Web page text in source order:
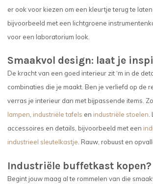
er ook voor kiezen om een kleurtje terug te laten
bijvoorbeeld met een lichtgroene
voor een laboratorium look.
Smaakvol design: laat je
De kracht van een goed interieur zit ‘m in de
combinaties die je maakt. Ben je verliefd op de
verras je interieur dan met bijpassende items.
lampen industriële tafels en industriële stoelen
accessoires en details, bijvoorbeeld met een
industrieel sleutelkastje . Rauw, robuust en
Industriële buffetkast kopen?
Begint jouw maag al te rommelen van die